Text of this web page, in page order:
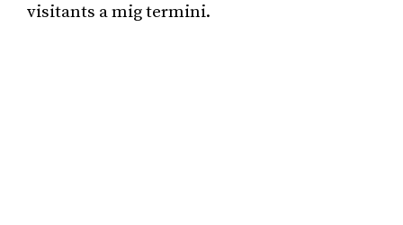
visitants a mig termini.